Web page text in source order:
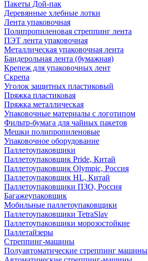
Пакеты Дой-пак
Деревянные хлебные лотки
Лента упаковочная
Полипропиленовая стреппинг лента
ПЭТ лента упаковочная
Металлическая упаковочная лента
Бандерольная лента (бумажная)
Крепеж для упаковочных лент
Скрепа
Уголок защитных пластиковый
Пряжка пластиковая
Пряжка металлическая
Упаковочные материалы с логотипом
Фильтр-бумага для чайных пакетов
Мешки полипропиленовые
Упаковочное оборудование
Паллетоупаковщики
Паллетоупаковщик Pride, Китай
Паллетоупаковщик Olympic, Россия
Паллетоупаковщик HL, Китай
Паллетоупаковщики ПЗО, Россия
Багажеупаковщик
Мобильные паллетоупаковщики
Паллетоупаковщики TetraSlav
Паллетоупаковщики морозостойкие
Паллетайзеры
Стреппинг-машины
Полуавтоматические стреппинг машины